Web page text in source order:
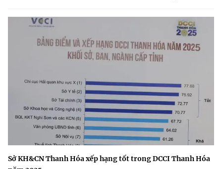
Sở KH&CN Thanh Hóa xếp hạng tốt trong DCCI Thanh Hóa